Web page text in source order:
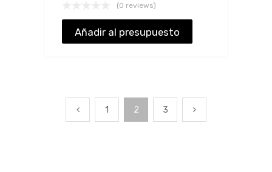
(0 reviews)
Añadir al presupuesto
1 2 3